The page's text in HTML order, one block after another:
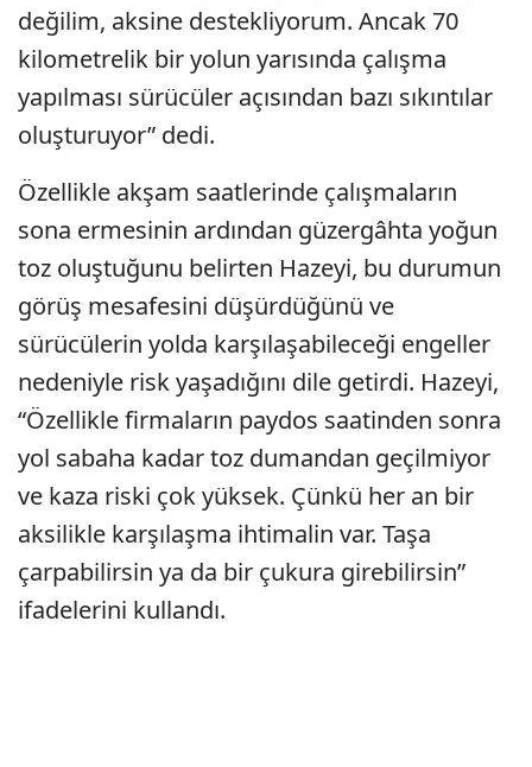
değilim, aksine destekliyorum. Ancak 70
kilometrelik bir yolun yarısında çalışma
yapılması sürücüler açısından bazı sıkıntılar
oluşturuyor” dedi.
Özellikle akşam saatlerinde çalışmaların
sona ermesinin ardından güzergâhta yoğun
toz oluştuğunu belirten Hazeyi, bu durumun
görüş mesafesini düşürdüğünü ve
sürücülerin yolda karşılaşabileceği engeller
nedeniyle risk yaşadığını dile getirdi. Hazeyi,
“Özellikle firmaların paydos saatinden sonra
yol sabaha kadar toz dumandan geçilmiyor
ve kaza riski çok yüksek. Çünkü her an bir
aksilikle karşılaşma ihtimalin var. Taşa
çarpabilirsin ya da bir çukura girebilirsin”
ifadelerini kullandı.